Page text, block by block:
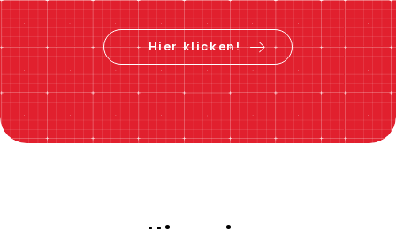
Preis berechnen &
jetzt buchen